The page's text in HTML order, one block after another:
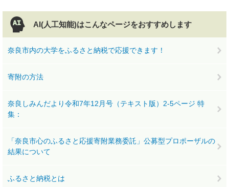
AI(人工知能)はこんなページをおすすめします
奈良市内の大学をふるさと納税で応援できます！
寄附の方法
奈良しみんだより令和7年12月号（テキスト版）2-5ページ 特
集：
「奈良市心のふるさと応援寄附業務委託」公募型プロポーザルの
結果について
ふるさと納税とは